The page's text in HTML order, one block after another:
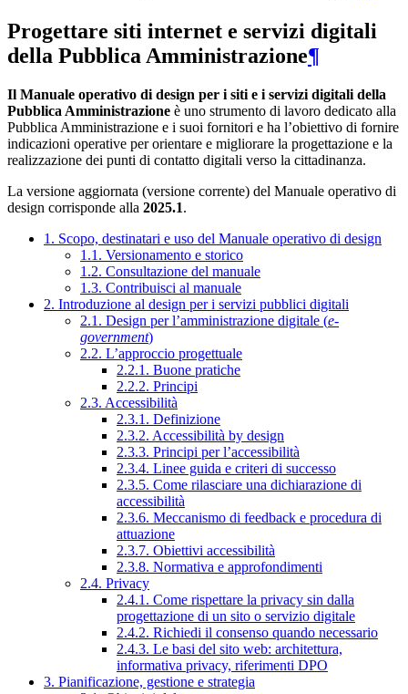
Progettare siti internet e servizi digitali
della Pubblica Amministrazione¶
Il Manuale operativo di design per i siti e i servizi digitali della
Pubblica Amministrazione è uno strumento di lavoro dedicato alla
Pubblica Amministrazione e i suoi fornitori e ha l’obiettivo di fornire
indicazioni operative per orientare e migliorare la progettazione e la
realizzazione dei punti di contatto digitali verso la cittadinanza.
La versione aggiornata (versione corrente) del Manuale operativo di
design corrisponde alla 2025.1.
1. Scopo, destinatari e uso del Manuale operativo di design
1.1. Versionamento e storico
1.2. Consultazione del manuale
1.3. Contribuisci al manuale
2. Introduzione al design per i servizi pubblici digitali
2.1. Design per l’amministrazione digitale (e-
government)
2.2. L’approccio progettuale
2.2.1. Buone pratiche
2.2.2. Principi
2.3. Accessibilità
2.3.1. Definizione
2.3.2. Accessibilità by design
2.3.3. Principi per l’accessibilità
2.3.4. Linee guida e criteri di successo
2.3.5. Come rilasciare una dichiarazione di
accessibilità
2.3.6. Meccanismo di feedback e procedura di
attuazione
2.3.7. Obiettivi accessibilità
2.3.8. Normativa e approfondimenti
2.4. Privacy
2.4.1. Come rispettare la privacy sin dalla
progettazione di un sito o servizio digitale
2.4.2. Richiedi il consenso quando necessario
2.4.3. Le basi del sito web: architettura,
informativa privacy, riferimenti DPO
3. Pianificazione, gestione e strategia